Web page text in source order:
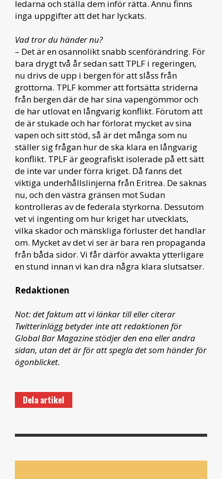
ledarna och ställa dem inför rätta. Ännu finns
inga uppgifter att det har lyckats.
Vad tror du händer nu?
– Det är en osannolikt snabb scenförändring. För
bara drygt två år sedan satt TPLF i regeringen,
nu drivs de upp i bergen för att slåss från
grottorna. TPLF kommer att fortsätta striderna
från bergen där de har sina vapengömmor och
de har utlovat en långvarig konflikt. Förutom att
de är stukade och har förlorat mycket av sina
vapen och sitt stöd, så är det många som nu
ställer sig frågan hur de ska klara en långvarig
konflikt. TPLF är geografiskt isolerade på ett sätt
de inte var under förra kriget. Då fanns det
viktiga underhållslinjerna från Eritrea. De saknas
nu, och den västra gränsen mot Sudan
kontrolleras av de federala styrkorna. Dessutom
vet vi ingenting om hur kriget har utvecklats,
vilka skador och mänskliga förluster det handlar
om. Mycket av det vi ser är bara ren propaganda
från båda sidor. Vi får därför avvakta ytterligare
en stund innan vi kan dra några klara slutsatser.
Redaktionen
Not: det faktum att vi länkar till eller citerar
Twitterinlägg betyder inte att redaktionen för
Global Bar Magazine stödjer den ena eller andra
sidan, utan det är för att spegla det som händer för
ögonblicket.
Dela artikel